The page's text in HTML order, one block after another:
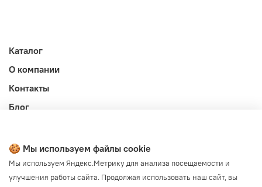
Каталог
О компании
Контакты
Блог
Публичная оферта
Политика конфиденциальности и обработки ПД
Согласие на обработку ПД
🍪 Мы используем файлы cookie
Мы используем Яндекс.Метрику для анализа посещаемости и
улучшения работы сайта. Продолжая использовать наш сайт, вы